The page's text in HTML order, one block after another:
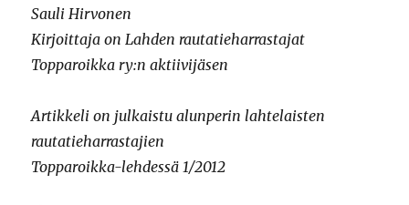
Sauli Hirvonen
Kirjoittaja on Lahden rautatieharrastajat
Topparoikka ry:n aktiivijäsen
Artikkeli on julkaistu alunperin lahtelaisten
rautatieharrastajien
Topparoikka-lehdessä 1/2012